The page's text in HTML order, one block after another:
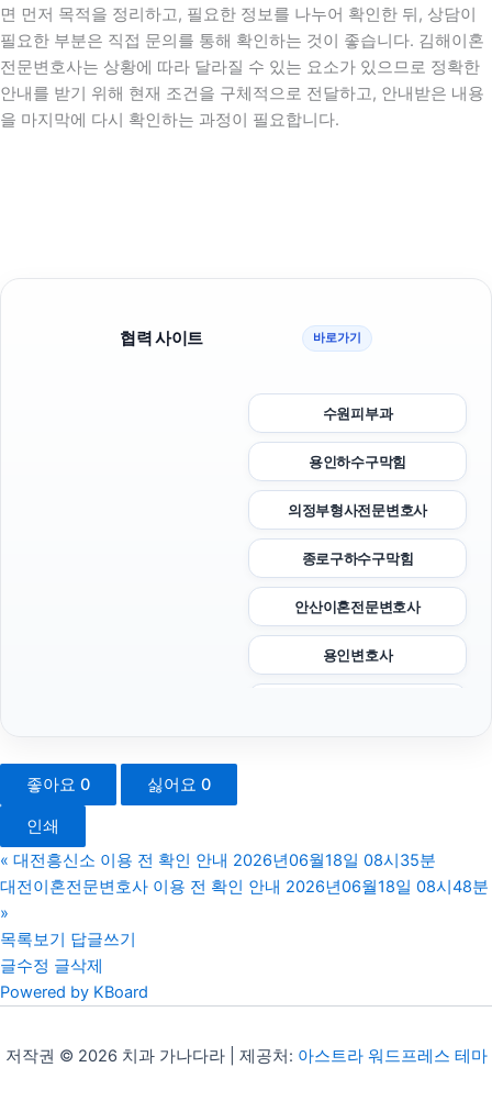
면 먼저 목적을 정리하고, 필요한 정보를 나누어 확인한 뒤, 상담이
필요한 부분은 직접 문의를 통해 확인하는 것이 좋습니다. 김해이혼
전문변호사는 상황에 따라 달라질 수 있는 요소가 있으므로 정확한
안내를 받기 위해 현재 조건을 구체적으로 전달하고, 안내받은 내용
을 마지막에 다시 확인하는 과정이 필요합니다.
협력 사이트 바로가기
수원피부과
용인하수구막힘
의정부형사전문변호사
종로구하수구막힘
안산이혼전문변호사
용인변호사
광고대행사
좋아요 0 싫어요 0
인쇄
« 대전흥신소 이용 전 확인 안내 2026년06월18일 08시35분
대전이혼전문변호사 이용 전 확인 안내 2026년06월18일 08시48분
»
목록보기 답글쓰기
글수정 글삭제
Powered by KBoard
저작권 © 2026 치과 가나다라 | 제공처: 아스트라 워드프레스 테마